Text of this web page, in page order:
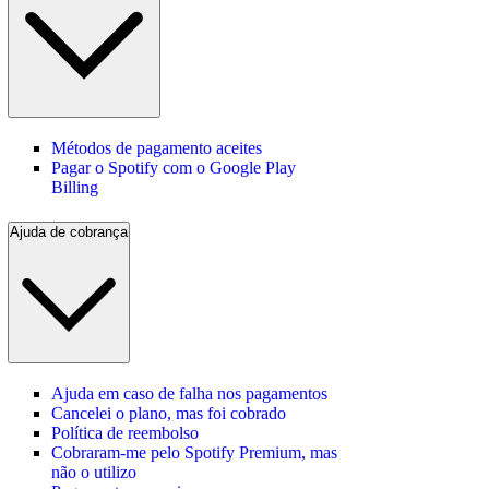
Métodos de pagamento aceites
Pagar o Spotify com o Google Play
Billing
Ajuda de cobrança
Ajuda em caso de falha nos pagamentos
Cancelei o plano, mas foi cobrado
Política de reembolso
Cobraram-me pelo Spotify Premium, mas
não o utilizo